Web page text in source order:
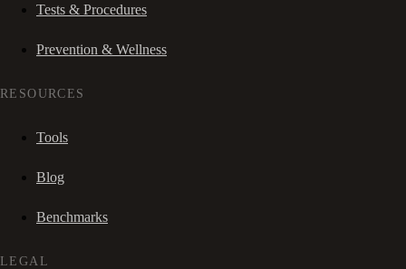
Tests & Procedures
Prevention & Wellness
RESOURCES
Tools
Blog
Benchmarks
LEGAL